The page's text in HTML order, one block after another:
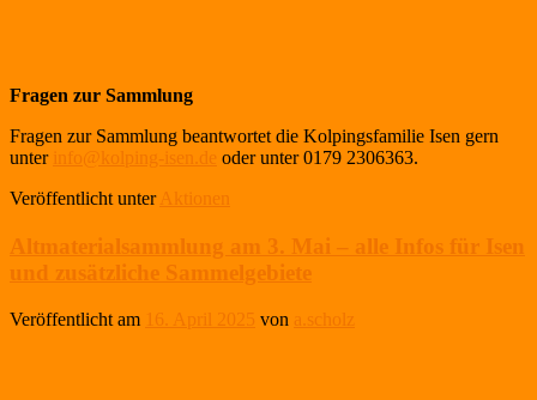
Fragen zur Sammlung
Fragen zur Sammlung beantwortet die Kolpingsfamilie Isen gern
unter
info@kolping-isen.de oder unter 0179 2306363.
Veröffentlicht unter Aktionen
Altmaterialsammlung am 3. Mai – alle Infos für Isen
und zusätzliche Sammelgebiete
Veröffentlicht am 16. April 2025 von a.scholz